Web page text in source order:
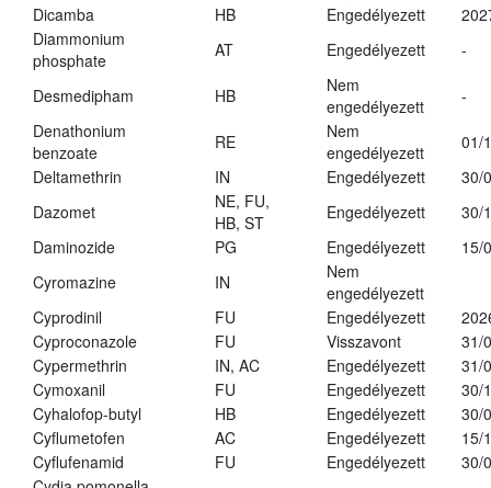
Dicamba
HB Engedélyezett
Diammonium
phosphate
AT Engedélyezett -
Desmedipham HB
Nem
engedélyezett
-
Denathonium
benzoate
RE
Nem
engedélyezett
01/
Deltamethrin
IN Engedélyezett
30/
Dazomet
NE, FU,
HB, ST
Engedélyezett
30/
Daminozide
PG Engedélyezett
15/
Cyromazine
IN
Nem
engedélyezett
Cyprodinil
FU Engedélyezett
Cyproconazole
FU Visszavont
31/
Cypermethrin
IN, AC Engedélyezett
31/
Cymoxanil
FU Engedélyezett
30/
Cyhalofop-butyl
HB Engedélyezett
30/
Cyflumetofen
AC Engedélyezett
15/
Cyflufenamid
FU Engedélyezett
30/